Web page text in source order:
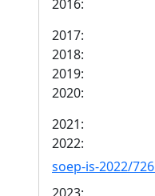
2016:
2017:
2018:
2019:
2020:
2021:
2022:
soep-is-2022/726